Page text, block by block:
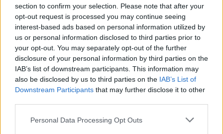
section to confirm your selection. Please note that after your
opt-out request is processed you may continue seeing
interest-based ads based on personal information utilized by
us or personal information disclosed to third parties prior to
your opt-out. You may separately opt-out of the further
disclosure of your personal information by third parties on the
IAB’s list of downstream participants. This information may
also be disclosed by us to third parties on the IAB’s List of
Downstream Participants that may further disclose it to other
Please note that this website/app uses one or more Google
Personal Data Processing Opt Outs